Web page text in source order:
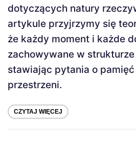
dotyczących natury
artykule przyjrzymy się
że każdy moment i każde
zachowywane w
stawiając pytania o pamięć
przestrzeni.
CZYTAJ WIĘCEJ